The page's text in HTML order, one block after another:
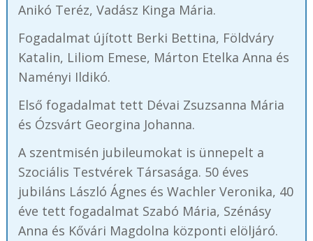
Anikó Teréz, Vadász Kinga Mária.
Fogadalmat újított Berki Bettina, Földváry
Katalin, Liliom Emese, Márton Etelka Anna és
Naményi Ildikó.
Első fogadalmat tett Dévai Zsuzsanna Mária
és Ózsvárt Georgina Johanna.
A szentmisén jubileumokat is ünnepelt a
Szociális Testvérek Társasága. 50 éves
jubiláns László Ágnes és Wachler Veronika, 40
éve tett fogadalmat Szabó Mária, Szénásy
Anna és Kővári Magdolna központi elöljáró.